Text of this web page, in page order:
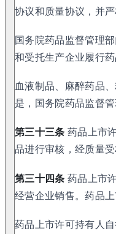
协议和质量协议，并
国务院药品监督管理
和受托生产企业履行药
血液制品、麻醉药品
是，国务院药品监督
第三十三条 药品上市
品进行审核，经质量
第三十四条 药品上市
经营企业销售。药品
药品上市许可持有人